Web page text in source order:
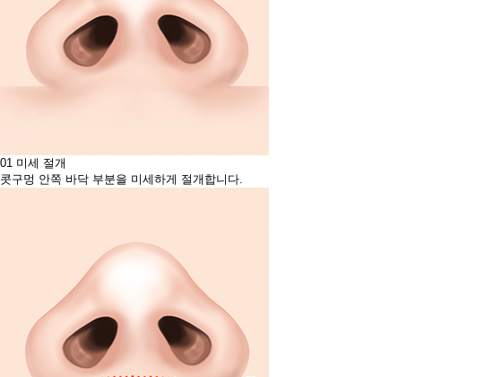
01 미세 절개
콧구멍 안쪽 바닥 부분을 미세하게 절개합니다.